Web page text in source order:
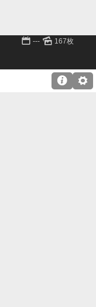
📅 --- 🌄 167枚
⚙
